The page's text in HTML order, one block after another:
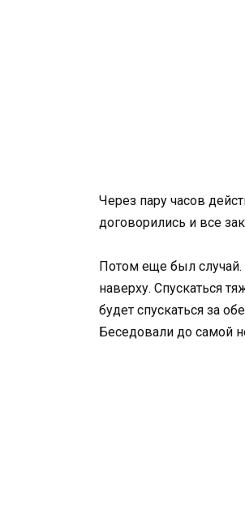
Через пару часов
договорились и все
Потом еще был
наверху. Спускаться
будет спускаться за
Беседовали до самой